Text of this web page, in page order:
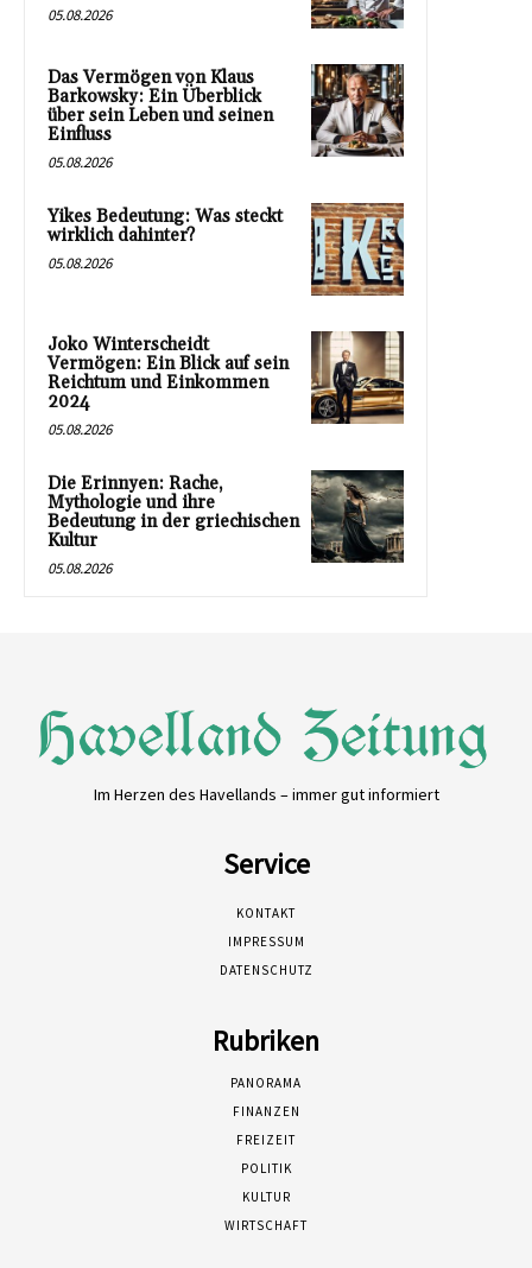
05.08.2026
Das Vermögen von Klaus
Barkowsky: Ein Überblick
über sein Leben und seinen
Einfluss
05.08.2026
Yikes Bedeutung: Was steckt
wirklich dahinter?
05.08.2026
Joko Winterscheidt
Vermögen: Ein Blick auf sein
Reichtum und Einkommen
2024
05.08.2026
Die Erinnyen: Rache,
Mythologie und ihre
Bedeutung in der griechischen
Kultur
05.08.2026
Im Herzen des Havellands – immer gut informiert
Service
KONTAKT
IMPRESSUM
DATENSCHUTZ
Rubriken
PANORAMA
FINANZEN
FREIZEIT
POLITIK
KULTUR
WIRTSCHAFT